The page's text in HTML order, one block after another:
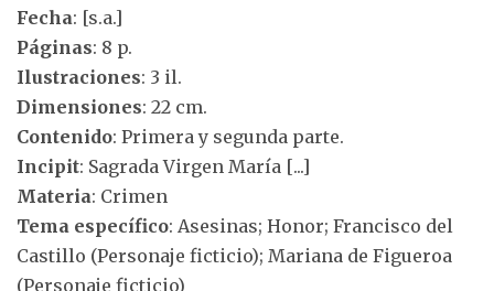
Fecha: [s.a.]
Páginas: 8 p.
Ilustraciones: 3 il.
Dimensiones: 22 cm.
Contenido: Primera y segunda parte.
Incipit: Sagrada Virgen María [...]
Materia: Crimen
Tema específico: Asesinas; Honor; Francisco del
Castillo (Personaje ficticio); Mariana de Figueroa
(Personaje ficticio)